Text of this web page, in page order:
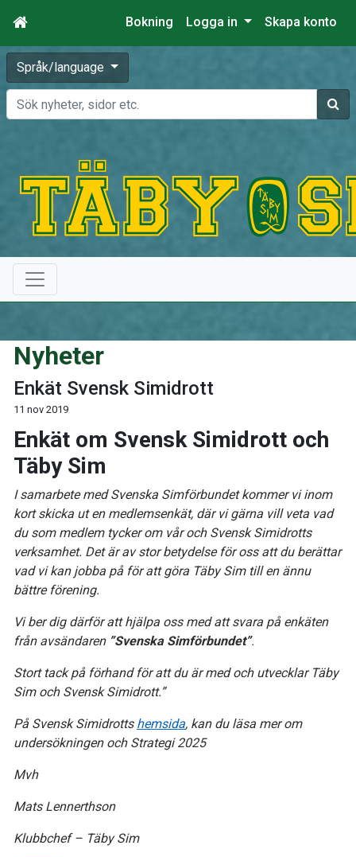
Bokning Logga in Skapa konto
Språk/language
Sök
Nyheter
Enkät Svensk Simidrott
11 nov 2019
Enkät om Svensk Simidrott och
Täby Sim
I samarbete med Svenska Simförbundet kommer vi inom
kort skicka ut en medlemsenkät, där vi gärna vill veta vad
du som medlem tycker om vår och Svensk Simidrotts
verksamhet. Det är av stor betydelse för oss att du berättar
vad vi kan jobba på för att göra Täby Sim till en ännu
bättre förening.
Vi ber dig därför att hjälpa oss med att svara på enkäten
från avsändaren ”Svenska Simförbundet”.
Stort tack på förhand för att du är med och utvecklar Täby
Sim och Svensk Simidrott.”
På Svensk Simidrotts hemsida, kan du läsa mer om
undersökningen och Strategi 2025
Mvh
Mats Lennerthson
Klubbchef – Täby Sim